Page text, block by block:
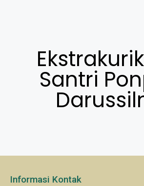
Santri
Informasi Kontak